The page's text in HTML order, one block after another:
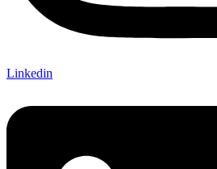
Linkedin